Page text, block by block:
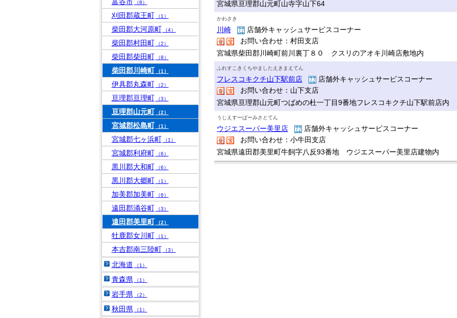
宮城県亘理郡山元町山寺字山下64
かわさき
川崎
店舗外キャッシュサービスコーナー
お問い合わせ：村田支店
宮城県柴田郡川崎町前川裏丁８０ クスリのアオキ川崎店敷地内
ふれすこきくちやましたえきまえてん
フレスコキクチ山下駅前店
店舗外キャッシュサービスコーナー
お問い合わせ：山下支店
宮城県亘理郡山元町つばめの杜一丁目9番地フレスコキクチ山下駅前店内
うじえすーぱーみさとてん
ウジエスーパー美里店
店舗外キャッシュサービスコーナー
お問い合わせ：小牛田支店
宮城県遠田郡美里町牛飼字八反93番地 ウジエスーパー美里店建物内
（8）
刈田郡蔵王町 （1）
柴田郡大河原町 （4）
柴田郡村田町 （2）
柴田郡柴田町 （8）
柴田郡川崎町 （1）
伊具郡丸森町 （2）
亘理郡亘理町 （3）
亘理郡山元町 （2）
宮城郡松島町 （1）
宮城郡七ヶ浜町 （1）
宮城郡利府町 （6）
黒川郡大和町 （6）
黒川郡大郷町 （1）
加美郡加美町 （6）
遠田郡涌谷町 （3）
遠田郡美里町 （2）
牡鹿郡女川町 （1）
本吉郡南三陸町 （3）
北海道 （1）
青森県 （1）
岩手県 （2）
秋田県 （1）